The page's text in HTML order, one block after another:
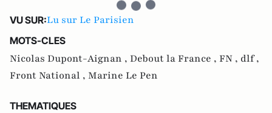
VU SUR:Lu sur Le Parisien
MOTS-CLES
Nicolas Dupont-Aignan , Debout la France , FN , dlf ,
Front National , Marine Le Pen
THEMATIQUES